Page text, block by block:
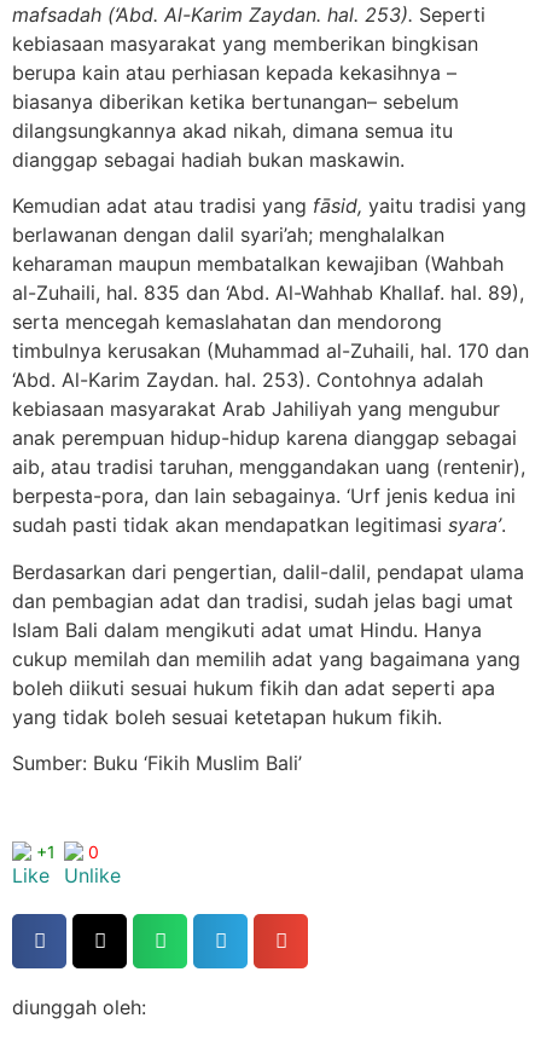
mafsadah (‘Abd. Al-Karim Zaydan. hal. 253). Seperti
kebiasaan masyarakat yang memberikan bingkisan
berupa kain atau perhiasan kepada kekasihnya –
biasanya diberikan ketika bertunangan– sebelum
dilangsungkannya akad nikah, dimana semua itu
dianggap sebagai hadiah bukan maskawin.
Kemudian adat atau tradisi yang fāsid, yaitu tradisi yang
berlawanan dengan dalil syari’ah; menghalalkan
keharaman maupun membatalkan kewajiban (Wahbah
al-Zuhaili, hal. 835 dan ‘Abd. Al-Wahhab Khallaf. hal. 89),
serta mencegah kemaslahatan dan mendorong
timbulnya kerusakan (Muhammad al-Zuhaili, hal. 170 dan
‘Abd. Al-Karim Zaydan. hal. 253). Contohnya adalah
kebiasaan masyarakat Arab Jahiliyah yang mengubur
anak perempuan hidup-hidup karena dianggap sebagai
aib, atau tradisi taruhan, menggandakan uang (rentenir),
berpesta-pora, dan lain sebagainya. ‘Urf jenis kedua ini
sudah pasti tidak akan mendapatkan legitimasi syara’.
Berdasarkan dari pengertian, dalil-dalil, pendapat ulama
dan pembagian adat dan tradisi, sudah jelas bagi umat
Islam Bali dalam mengikuti adat umat Hindu. Hanya
cukup memilah dan memilih adat yang bagaimana yang
boleh diikuti sesuai hukum fikih dan adat seperti apa
yang tidak boleh sesuai ketetapan hukum fikih.
Sumber: Buku ‘Fikih Muslim Bali’
+1 0
diunggah oleh: